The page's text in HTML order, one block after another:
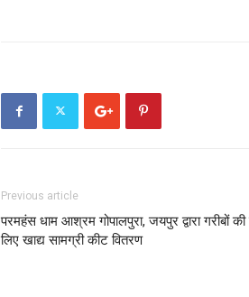
Previous article
परमहंस धाम आश्रम गोपालपुरा, जयपुर द्वारा गरीबों
लिए खाद्य सामग्री कीट वितरण